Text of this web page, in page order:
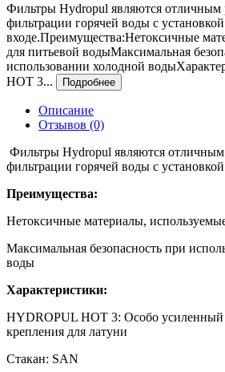
Фильтры Hydropul являются отличным
фильтрации горячей воды с
входе.Преимущества:Нетоксичные
для питьевой водыМаксимальная
использовании холодной
HOT 3...
Подробнее
Описание
Отзывов (0)
Фильтры Hydropul являются
фильтрации горячей воды с
Преимущества:
Нетоксичные материалы,
Максимальная безопасность при
воды
Характеристики:
HYDROPUL HOT 3: Особо усиленный
крепления для латуни
Стакан: SAN